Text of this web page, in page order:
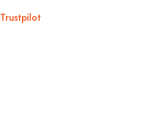
Trustpilot